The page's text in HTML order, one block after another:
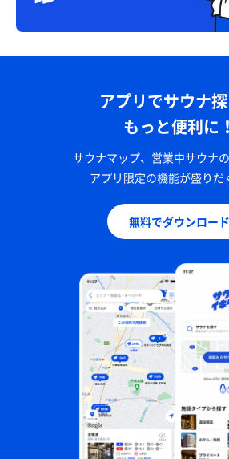
アプリでサウナ
もっと便利に！
サウナマップ、営業中サウナの
アプリ限定の機能が盛りだ
無料でダウンロード